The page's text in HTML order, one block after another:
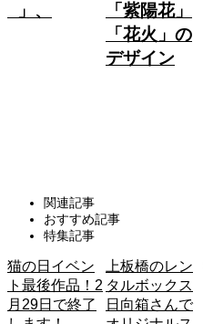
」、
「紫陽花」
「花火」の
デザイン
関連記事
おすすめ記事
特集記事
猫の日イベン
ト最後作品！2
月29日で終了
上板橋のレン
タルボックス
日向箱さんで